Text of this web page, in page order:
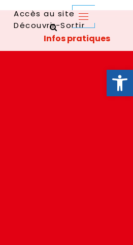
Ouvrir
Accès au site
Découvrir-Sortir